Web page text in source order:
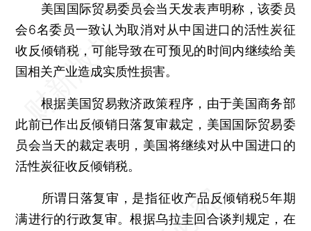
美国国际贸易委员会当天发表声明称，该委员
会6名委员一致认为取消对从中国进口的活性炭征
收反倾销税，可能导致在可预见的时间内继续给美
国相关产业造成实质性损害。
根据美国贸易救济政策程序，由于美国商务部
此前已作出反倾销日落复审裁定，美国国际贸易委
员会当天的裁定表明，美国将继续对从中国进口的
活性炭征收反倾销税。
所谓日落复审，是指征收产品反倾销税5年期
满进行的行政复审。根据乌拉圭回合谈判规定，在